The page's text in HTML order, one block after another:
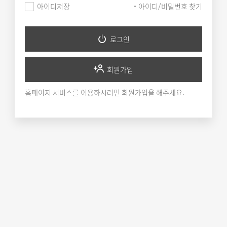
아이디저장 아이디/비밀번호 찾기
로그인
회원가입
홈페이지 서비스를 이용하시려면 회원가입을 해주세요.